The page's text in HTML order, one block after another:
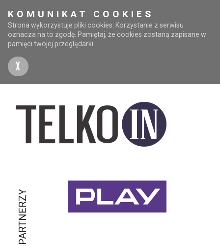
KOMUNIKAT COOKIES
Strona wykorzystuje pliki cookies. Korzystanie z serwisu
oznacza na to zgodę. Pamiętaj, że cookies zostaną zapisane w
pamięci twojej przeglądarki.
X
PARTNERZY